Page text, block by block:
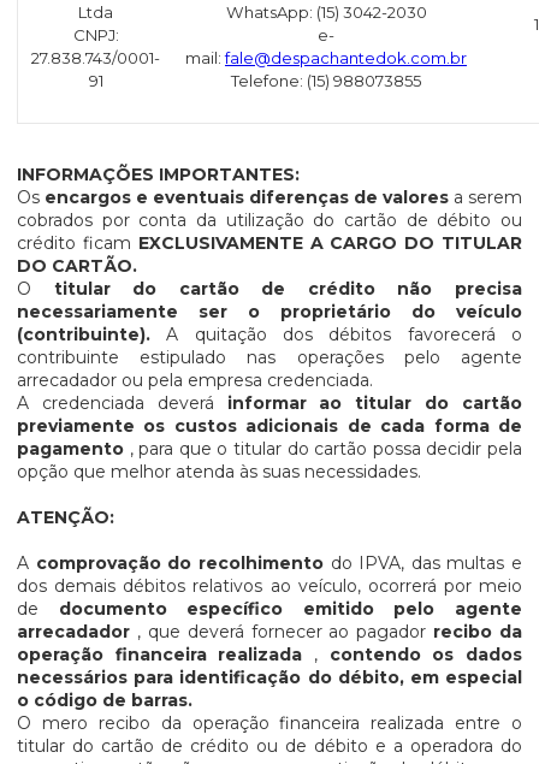
Ltda
CNPJ:
27.838.743/0001-
91
WhatsApp: (15) 3042-2030
e-
mail:fale@despachantedok.com.br
Telefone: (15) 988073855
INFORMAÇÕES IMPORTANTES:
Os encargos e eventuais diferenças de valores a serem
cobrados por conta da utilização do cartão de débito ou
crédito ficam EXCLUSIVAMENTE A CARGO DO TITULAR
DO CARTÃO.
O titular do cartão de crédito não precisa
necessariamente ser o proprietário do veículo
(contribuinte).A quitação dos débitos favorecerá o
contribuinte estipulado nas operações pelo agente
arrecadador ou pela empresa credenciada.
A credenciada deverá informar ao titular do cartão
previamente os custos adicionais de cada forma de
pagamento , para que o titular do cartão possa decidir pela
opção que melhor atenda às suas necessidades.
ATENÇÃO:
A comprovação do recolhimento do IPVA, das multas e
dos demais débitos relativos ao veículo, ocorrerá por meio
de documento específico emitido pelo agente
arrecadador , que deverá fornecer ao pagador recibo da
operação financeira realizada , contendo os dados
necessários para identificação do débito, em especial
o código de barras.
O mero recibo da operação financeira realizada entre o
titular do cartão de crédito ou de débito e a operadora do